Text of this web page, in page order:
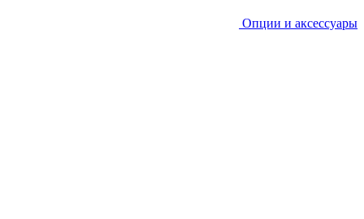
Опции и аксессуары